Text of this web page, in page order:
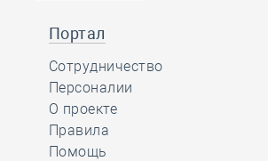
Портал
Сотрудничество
Персоналии
О проекте
Правила
Помощь